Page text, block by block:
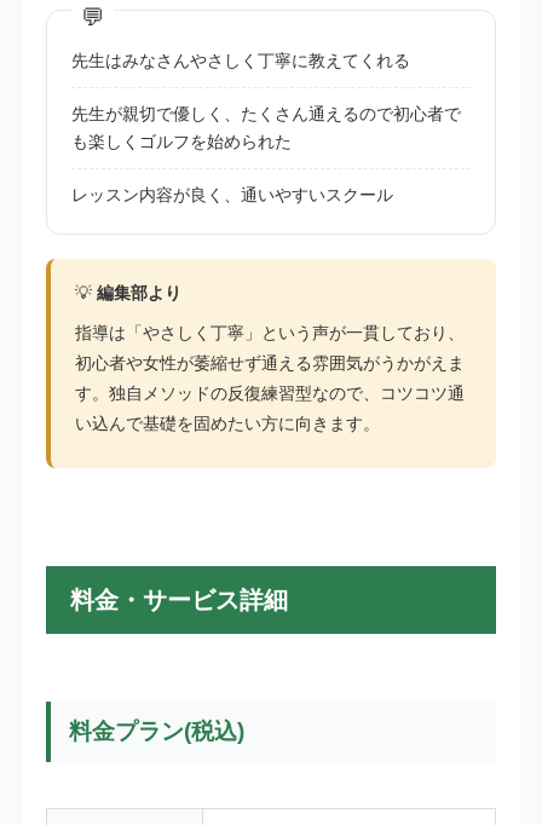
先生はみなさんやさしく丁寧に教えてくれる
先生が親切で優しく、たくさん通えるので初心者で
も楽しくゴルフを始められた
レッスン内容が良く、通いやすいスクール
💡 編集部より
指導は「やさしく丁寧」という声が一貫しており、
初心者や女性が萎縮せず通える雰囲気がうかがえま
す。独自メソッドの反復練習型なので、コツコツ通
い込んで基礎を固めたい方に向きます。
料金・サービス詳細
料金プラン(税込)